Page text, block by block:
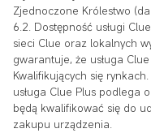
Zjednoczone Królestwo
6.2. Dostępność usługi
sieci Clue oraz lokalnych
gwarantuje, że usługa
Kwalifikujących się
usługa Clue Plus podlega
będą kwalifikować się do
zakupu urządzenia.